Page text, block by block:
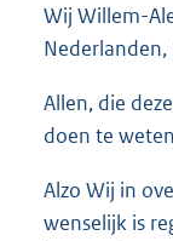
Wij Willem-
Nederlanden,
Allen, die
doen te
Alzo Wij in
wenselijk is